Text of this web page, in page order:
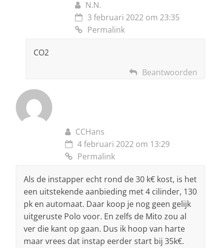
N.N.
3 februari 2022 om 23:35
Permalink
CO2
Beantwoorden
CCHans
4 februari 2022 om 13:29
Permalink
Als de instapper echt rond de 30 k€ kost, is het
een uitstekende aanbieding met 4 cilinder, 130
pk en automaat. Daar koop je nog geen gelijk
uitgeruste Polo voor. En zelfs de Mito zou al
ver die kant op gaan. Dus ik hoop van harte
maar vrees dat instap eerder start bij 35k€.